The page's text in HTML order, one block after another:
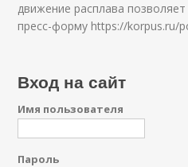
движение расплава
пресс-форму https://korpus.ru/
Вход на сайт
Имя пользователя
Пароль